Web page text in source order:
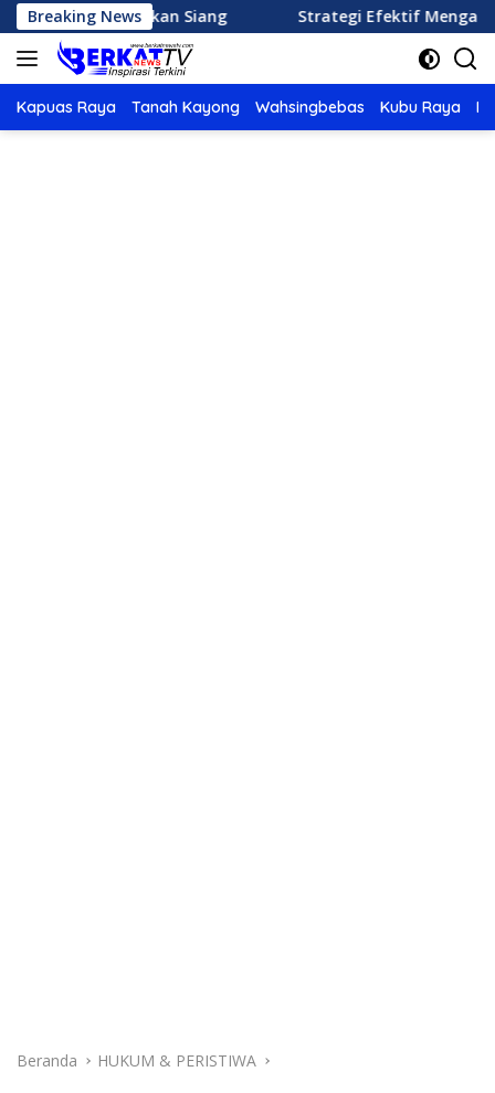
Langsung
ke
konten
Breaking News
Makan Siang Strategi Efektif Mengatur Keuangan
Kapuas Raya Tanah Kayong Wahsingbebas Kubu Raya
Beranda HUKUM & PERISTIWA